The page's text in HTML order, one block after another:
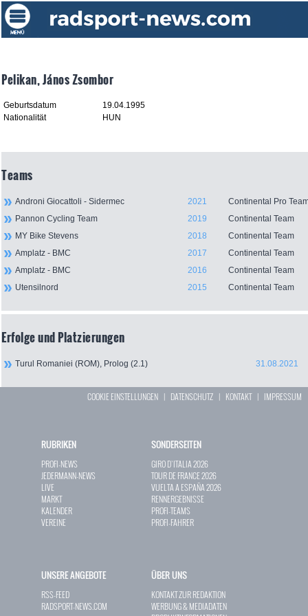
Pelikan, János Zsombor
Geburtsdatum
19.04.1995
Nationalität
HUN
Teams
Androni Giocattoli - Sidermec 2021
Continental Pro
Pannon Cycling Team
2019
Continental Team
MY Bike Stevens
2018
Continental Team
Amplatz - BMC
2017
Continental Team
Amplatz - BMC
2016
Continental Team
Utensilnord
2015 Continental Team
Erfolge und Platzierungen
Turul Romaniei (ROM), Prolog (2.1) 31.08.2021
COOKIE EINSTELLUNGEN | DATENSCHUTZ | KONTAKT| IMPRESSUM
RUBRIKEN
PROFI-NEWS
JEDERMANN-NEWS
LIVE
MARKT
KALENDER
VEREINE
SONDERSEITEN
GIRO D`ITALIA 2026
TOUR DE FRANCE 2026
VUELTA A ESPAÑA 2026
RENNERGEBNISSE
PROFI-TEAMS
PROFI-FAHRER
UNSERE ANGEBOTE
RSS-FEED
RADSPORT-NEWS.COM
ÜBER UNS
KONTAKT ZUR REDAKTION
WERBUNG & MEDIADATEN